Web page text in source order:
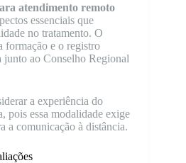
atendimento remoto
essenciais que
no tratamento. O
formação e o registro
junto ao Conselho Regional
a experiência do
pois essa modalidade exige
a comunicação à distância.